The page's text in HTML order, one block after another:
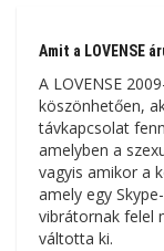
Amit a LOVENSE
A LOVENSE
köszönhetően,
távkapcsolat
amelyben a
vagyis amikor a
amely egy
vibrátornak felel
váltotta ki.